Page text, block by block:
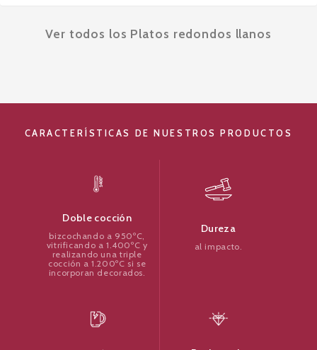
Ver todos los Platos redondos llanos
CARACTERÍSTICAS DE NUESTROS PRODUCTOS
Doble cocción
bizcochando a 950ºC,
vitrificando a 1.400ºC y
realizando una triple
cocción a 1.200ºC si se
incorporan decorados.
Dureza
al impacto.